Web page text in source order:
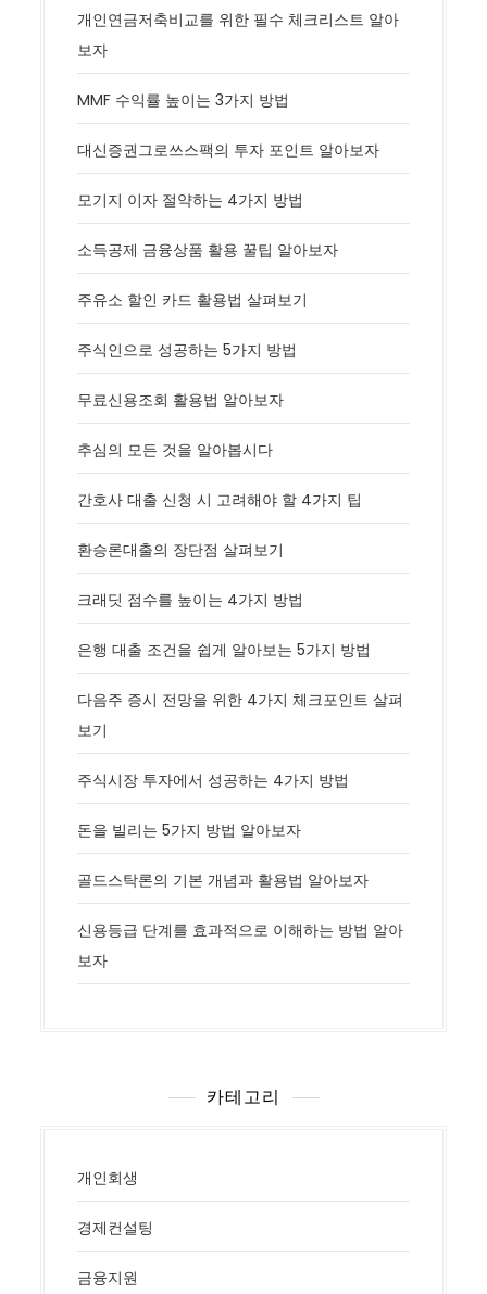
개인연금저축비교를 위한 필수 체크리스트 알아
보자
MMF 수익률 높이는 3가지 방법
대신증권그로쓰스팩의 투자 포인트 알아보자
모기지 이자 절약하는 4가지 방법
소득공제 금융상품 활용 꿀팁 알아보자
주유소 할인 카드 활용법 살펴보기
주식인으로 성공하는 5가지 방법
무료신용조회 활용법 알아보자
추심의 모든 것을 알아봅시다
간호사 대출 신청 시 고려해야 할 4가지 팁
환승론대출의 장단점 살펴보기
크래딧 점수를 높이는 4가지 방법
은행 대출 조건을 쉽게 알아보는 5가지 방법
다음주 증시 전망을 위한 4가지 체크포인트 살펴
보기
주식시장 투자에서 성공하는 4가지 방법
돈을 빌리는 5가지 방법 알아보자
골드스탁론의 기본 개념과 활용법 알아보자
신용등급 단계를 효과적으로 이해하는 방법 알아
보자
카테고리
개인회생
경제컨설팅
금융지원